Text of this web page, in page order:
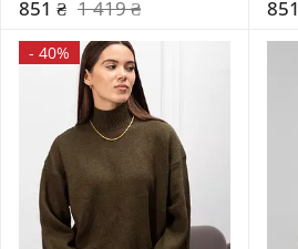
851 ₴ 1 419 ₴
- 40%